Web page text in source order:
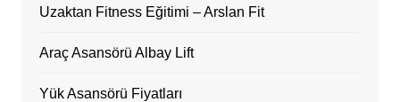
Uzaktan Fitness Eğitimi – Arslan Fit
Araç Asansörü Albay Lift
Yük Asansörü Fiyatları